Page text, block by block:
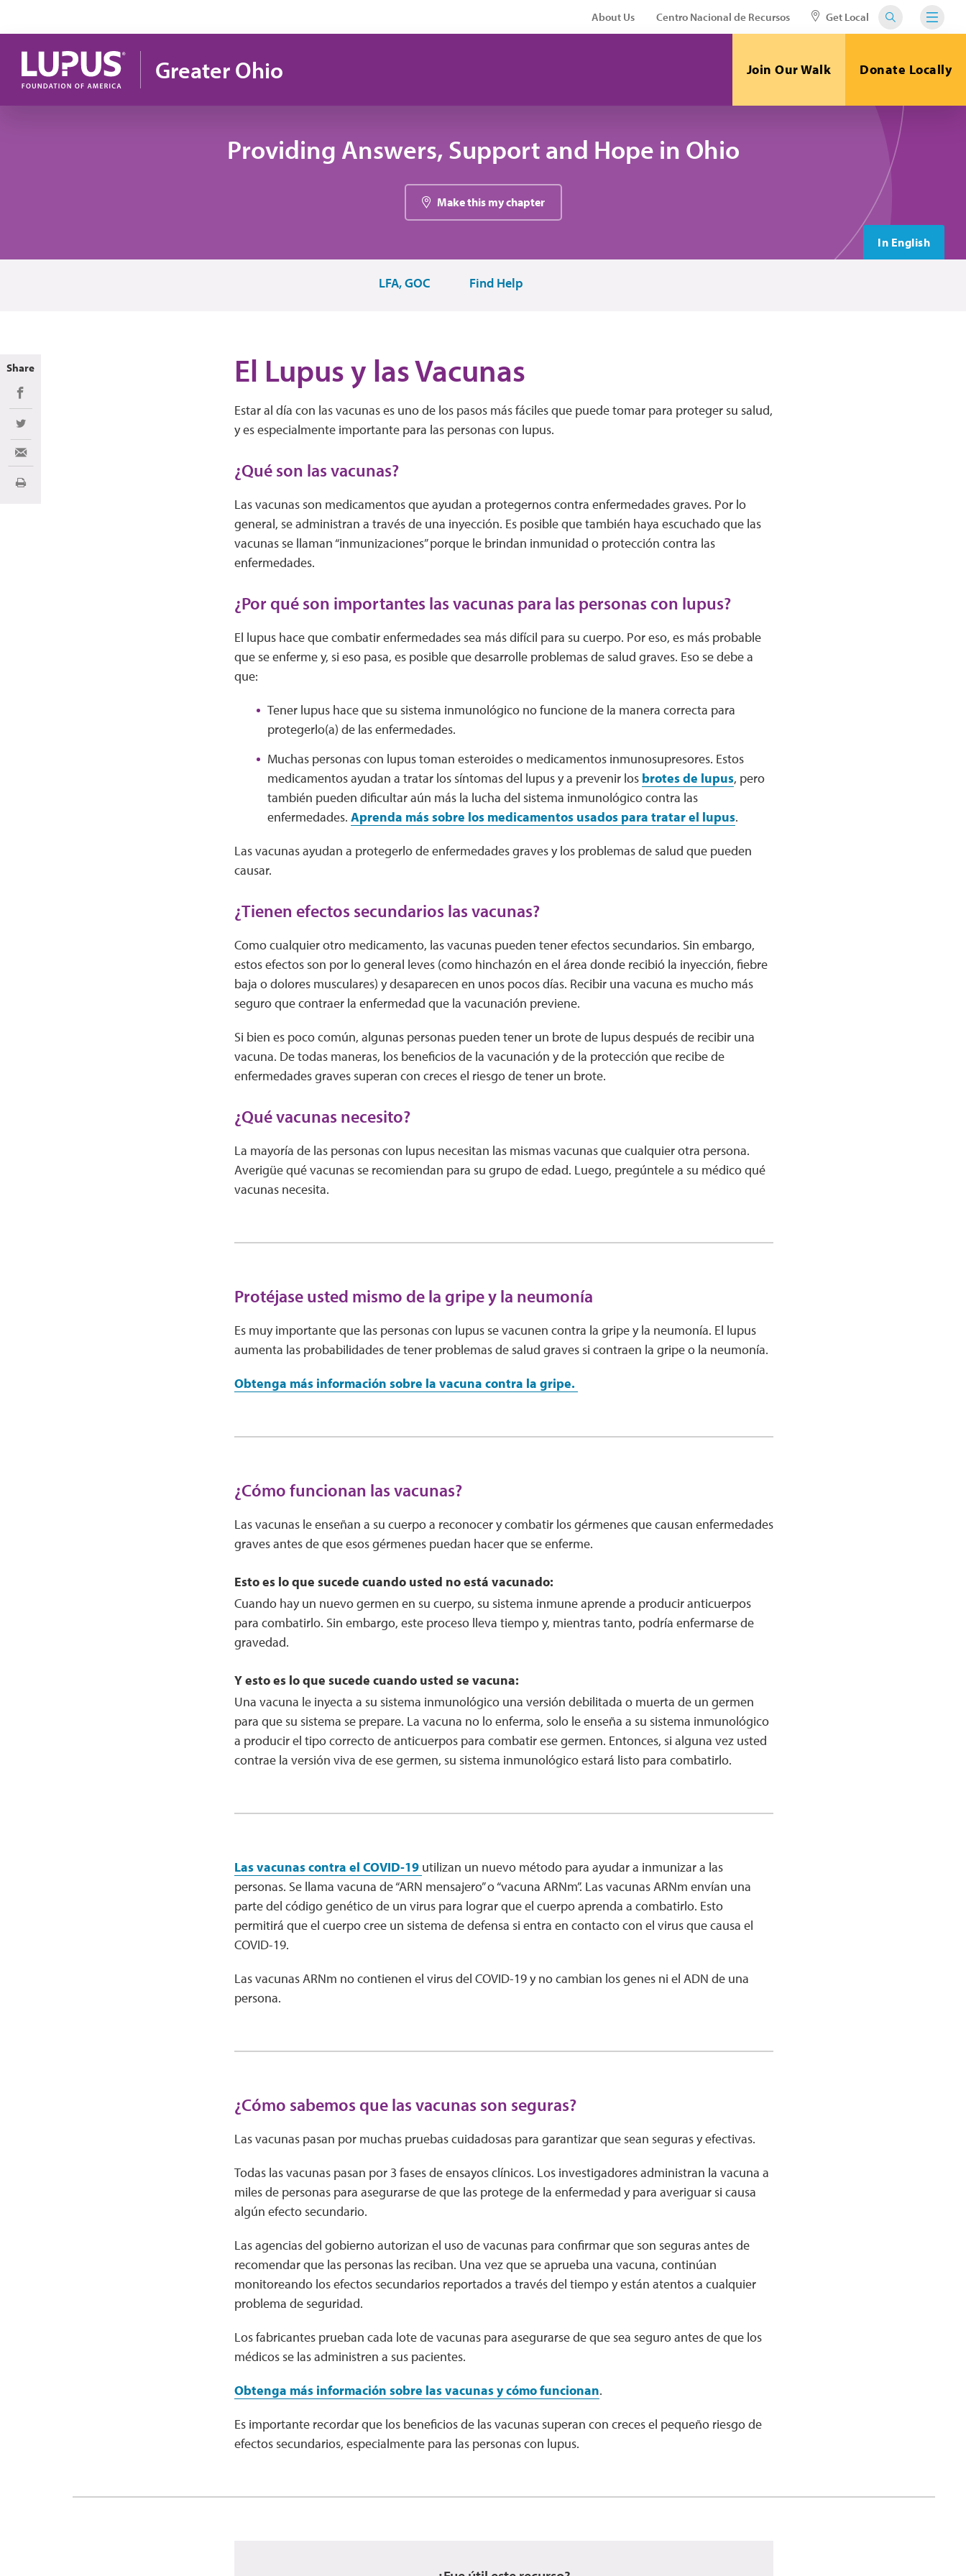
About Us Centro Nacional de Recursos Get Local
Greater Ohio Join Our Walk Donate Locally
Providing Answers, Support and Hope in Ohio
Make this my chapter
In English
LFA, GOC Find Help
El Lupus y las Vacunas
Estar al día con las vacunas es uno de los pasos más fáciles que puede tomar para proteger su salud,
y es especialmente importante para las personas con lupus.
¿Qué son las vacunas?
Las vacunas son medicamentos que ayudan a protegernos contra enfermedades graves. Por lo
general, se administran a través de una inyección. Es posible que también haya escuchado que las
vacunas se llaman “inmunizaciones” porque le brindan inmunidad o protección contra las
enfermedades.
¿Por qué son importantes las vacunas para las personas con lupus?
El lupus hace que combatir enfermedades sea más difícil para su cuerpo. Por eso, es más probable
que se enferme y, si eso pasa, es posible que desarrolle problemas de salud graves. Eso se debe a
que:
Tener lupus hace que su sistema inmunológico no funcione de la manera correcta para
protegerlo(a) de las enfermedades.
Muchas personas con lupus toman esteroides o medicamentos inmunosupresores. Estos
medicamentos ayudan a tratar los síntomas del lupus y a prevenir los brotes de lupus, pero
también pueden dificultar aún más la lucha del sistema inmunológico contra las
enfermedades. Aprenda más sobre los medicamentos usados para tratar el lupus.
Las vacunas ayudan a protegerlo de enfermedades graves y los problemas de salud que pueden
causar.
¿Tienen efectos secundarios las vacunas?
Como cualquier otro medicamento, las vacunas pueden tener efectos secundarios. Sin embargo,
estos efectos son por lo general leves (como hinchazón en el área donde recibió la inyección, fiebre
baja o dolores musculares) y desaparecen en unos pocos días. Recibir una vacuna es mucho más
seguro que contraer la enfermedad que la vacunación previene.
Si bien es poco común, algunas personas pueden tener un brote de lupus después de recibir una
vacuna. De todas maneras, los beneficios de la vacunación y de la protección que recibe de
enfermedades graves superan con creces el riesgo de tener un brote.
¿Qué vacunas necesito?
La mayoría de las personas con lupus necesitan las mismas vacunas que cualquier otra persona.
Averigüe qué vacunas se recomiendan para su grupo de edad. Luego, pregúntele a su médico qué
vacunas necesita.
Protéjase usted mismo de la gripe y la neumonía
Es muy importante que las personas con lupus se vacunen contra la gripe y la neumonía. El lupus
aumenta las probabilidades de tener problemas de salud graves si contraen la gripe o la neumonía.
Obtenga más información sobre la vacuna contra la gripe.
¿Cómo funcionan las vacunas?
Las vacunas le enseñan a su cuerpo a reconocer y combatir los gérmenes que causan enfermedades
graves antes de que esos gérmenes puedan hacer que se enferme.
Esto es lo que sucede cuando usted no está vacunado:
Cuando hay un nuevo germen en su cuerpo, su sistema inmune aprende a producir anticuerpos
para combatirlo. Sin embargo, este proceso lleva tiempo y, mientras tanto, podría enfermarse de
gravedad.
Y esto es lo que sucede cuando usted se vacuna:
Una vacuna le inyecta a su sistema inmunológico una versión debilitada o muerta de un germen
para que su sistema se prepare. La vacuna no lo enferma, solo le enseña a su sistema inmunológico
a producir el tipo correcto de anticuerpos para combatir ese germen. Entonces, si alguna vez usted
contrae la versión viva de ese germen, su sistema inmunológico estará listo para combatirlo.
Las vacunas contra el COVID-19 utilizan un nuevo método para ayudar a inmunizar a las
personas. Se llama vacuna de “ARN mensajero” o “vacuna ARNm”. Las vacunas ARNm envían una
parte del código genético de un virus para lograr que el cuerpo aprenda a combatirlo. Esto
permitirá que el cuerpo cree un sistema de defensa si entra en contacto con el virus que causa el
COVID-19.
Las vacunas ARNm no contienen el virus del COVID-19 y no cambian los genes ni el ADN de una
persona.
¿Cómo sabemos que las vacunas son seguras?
Las vacunas pasan por muchas pruebas cuidadosas para garantizar que sean seguras y efectivas.
Todas las vacunas pasan por 3 fases de ensayos clínicos. Los investigadores administran la vacuna a
miles de personas para asegurarse de que las protege de la enfermedad y para averiguar si causa
algún efecto secundario.
Las agencias del gobierno autorizan el uso de vacunas para confirmar que son seguras antes de
recomendar que las personas las reciban. Una vez que se aprueba una vacuna, continúan
monitoreando los efectos secundarios reportados a través del tiempo y están atentos a cualquier
problema de seguridad.
Los fabricantes prueban cada lote de vacunas para asegurarse de que sea seguro antes de que los
médicos se las administren a sus pacientes.
Obtenga más información sobre las vacunas y cómo funcionan.
Es importante recordar que los beneficios de las vacunas superan con creces el pequeño riesgo de
efectos secundarios, especialmente para las personas con lupus.
Share
Share on Facebook
Share on Twitter
Share via Email
Imprimir